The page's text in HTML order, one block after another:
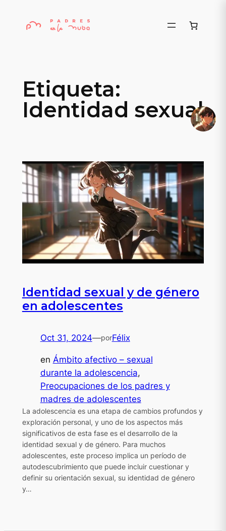
Etiqueta:
Identidad sexual
Identidad sexual y de género
en adolescentes
Oct 31, 2024—porFélix
en Ámbito afectivo – sexual
durante la adolescencia
Preocupaciones de los padres y
madres de adolescentes
La adolescencia es una etapa de cambios profundos y
exploración personal, y uno de los aspectos más
significativos de esta fase es el desarrollo de la
identidad sexual y de género. Para muchos
adolescentes, este proceso implica un período de
autodescubrimiento que puede incluir cuestionar y
definir su orientación sexual, su identidad de género
y…